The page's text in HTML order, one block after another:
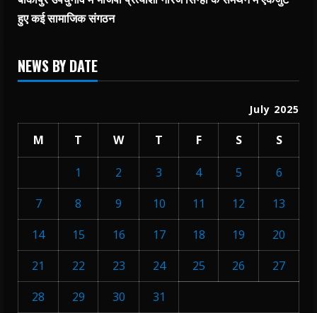
हुए कई सामाजिक संगठन
NEWS BY DATE
July 2025
M T W T F S S
1 2 3 4 5
6
7
8 9 10 11 12
13
14
15 16 17 18 19
20
21
22 23 24 25 26
27
28
29 30
31